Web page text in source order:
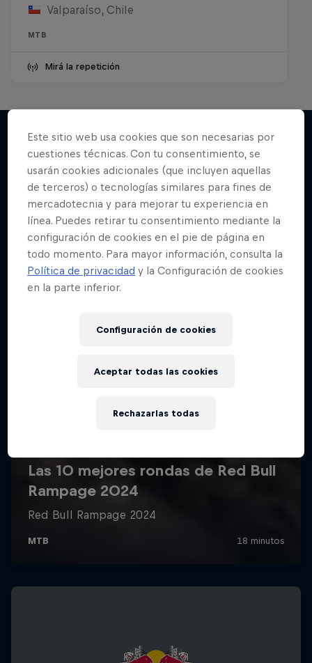
Valparaíso, Chile
MTB
Mirá la repetición
Más contenidos similares
Este sitio web usa cookies que son necesarias por
cuestiones técnicas. Con tu consentimiento, se
usarán cookies adicionales (que incluyen aquellas
de terceros) o tecnologías similares para fines de
mercadotecnia y para mejorar tu experiencia en
línea. Puedes retirar tu consentimiento mediante la
configuración de cookies en el pie de página en
todo momento. Para mayor información, consulta la
Política de privacidad y la Configuración de cookies
en la parte inferior.
Configuración de cookies
Rechazarlas todas
Aceptar todas las cookies